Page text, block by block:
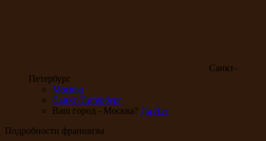
Санкт-
Петербург
Москва
Санкт-Петербург
Ваш город - Москва? Да Нет
Подробности франшизы